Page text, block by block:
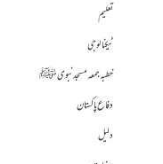
تعلیم
ٹیکنالوجی
خطبہ جمعہ مسجد نبوی ﷺ
دفاع پاکستان
دلیل